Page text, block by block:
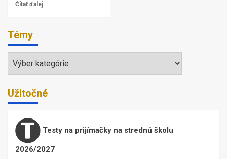
Čítať ďalej
Témy
Témy
Užitočné
Testy na prijímačky na strednú školu
2026/2027